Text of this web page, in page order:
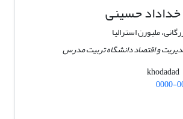
حسینی
ملبورن استرالیا
و اقتصاد دانشگاه تربیت مدرس
0000-